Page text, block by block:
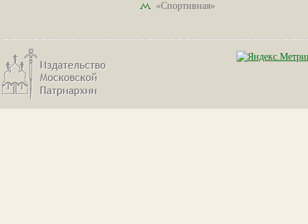
«Спортивная»